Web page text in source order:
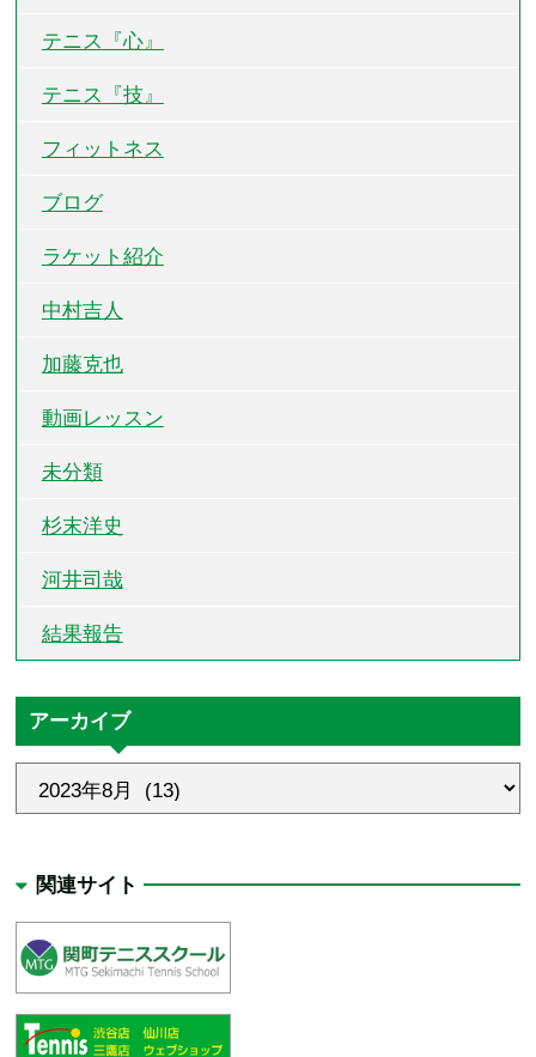
テニス『心』
テニス『技』
フィットネス
ブログ
ラケット紹介
中村吉人
加藤克也
動画レッスン
未分類
杉末洋史
河井司哉
結果報告
アーカイブ
関連サイト